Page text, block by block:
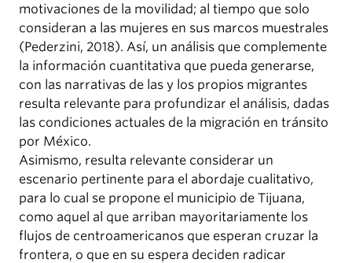
motivaciones de la movilidad; al tiempo que solo
consideran a las mujeres en sus marcos muestrales
(Pederzini, 2018). Así, un análisis que complemente
la información cuantitativa que pueda generarse,
con las narrativas de las y los propios migrantes
resulta relevante para profundizar el análisis, dadas
las condiciones actuales de la migración en tránsito
por México.
Asimismo, resulta relevante considerar un
escenario pertinente para el abordaje cualitativo,
para lo cual se propone el municipio de Tijuana,
como aquel al que arriban mayoritariamente los
flujos de centroamericanos que esperan cruzar la
frontera, o que en su espera deciden radicar